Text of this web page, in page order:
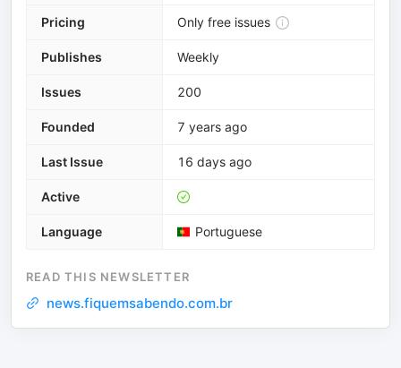
Pricing Only free issues
Publishes Weekly
Issues 200
Founded 7 years ago
Last Issue 16 days ago
Active
Language Portuguese
READ THIS NEWSLETTER
news.fiquemsabendo.com.br